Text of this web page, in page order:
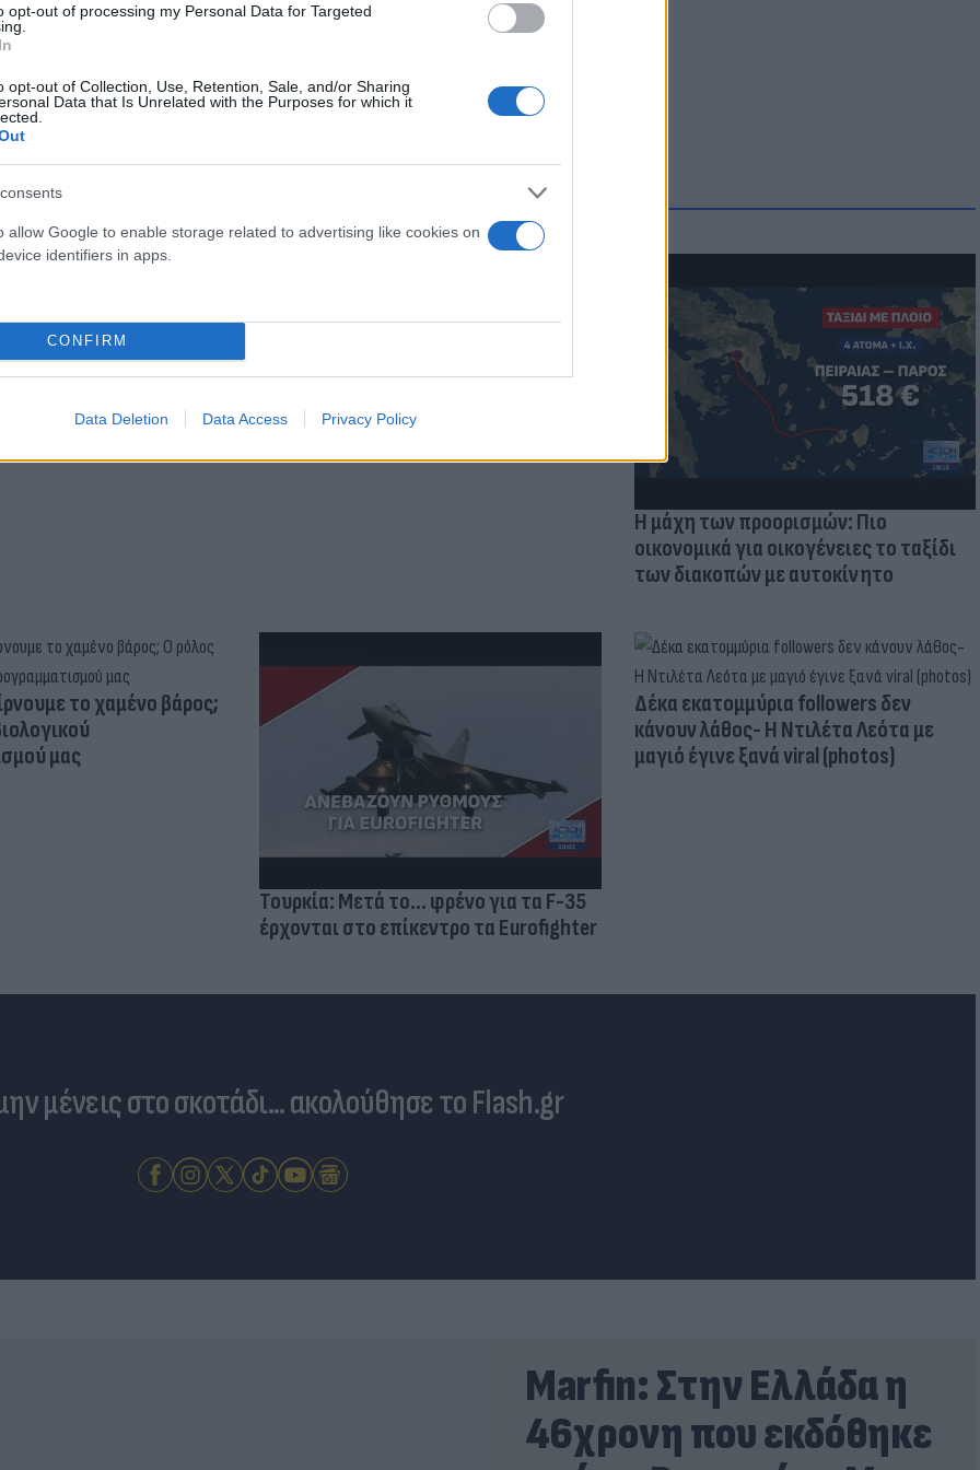
opt-out of processing my Personal Data for Targeted
opt-out of Collection, Use, Retention, Sale, and/or Sharing
Data that Is Unrelated with the Purposes for which it
allow Google to enable storage related to advertising like cookies on
identifiers in apps.
CONFIRM
Data Deletion Data Access Privacy Policy
στην παρουσίαση του
κόσμου στο γήπεδο
(video)
Skin dysmorphia: Όταν η εμμονή με το
ψυχικής υγείας
Η μάχη των προορισμών: Πιο
οικονομικά για οικογένειες το ταξίδι
των διακοπών με αυτοκίνητο
το χαμένο βάρος;
μας
Τουρκία: Μετά το... φρένο για τα F-35
έρχονται στο επίκεντρο τα Eurofighter
Δέκα εκατομμύρια followers δεν
κάνουν λάθος- Η Ντιλέτα Λεότα με
μαγιό έγινε ξανά viral (photos)
μένεις στο σκοτάδι... ακολούθησε το Flash.gr
Marfin: Στην Ελλάδα η
46χρονη που εκδόθηκε